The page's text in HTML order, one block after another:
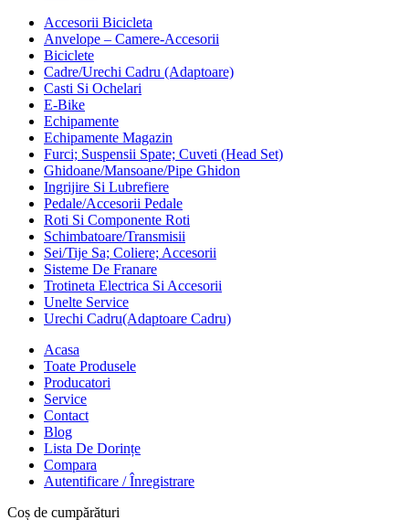
Accesorii Bicicleta
Anvelope – Camere-Accesorii
Biciclete
Cadre/Urechi Cadru (Adaptoare)
Casti Si Ochelari
E-Bike
Echipamente
Echipamente Magazin
Furci; Suspensii Spate; Cuveti (Head Set)
Ghidoane/Mansoane/Pipe Ghidon
Ingrijire Si Lubrefiere
Pedale/Accesorii Pedale
Roti Si Componente Roti
Schimbatoare/Transmisii
Sei/Tije Sa; Coliere; Accesorii
Sisteme De Franare
Trotineta Electrica Si Accesorii
Unelte Service
Urechi Cadru(Adaptoare Cadru)
Acasa
Toate Produsele
Producatori
Service
Contact
Blog
Lista De Dorințe
Compara
Autentificare / Înregistrare
Coș de cumpărături